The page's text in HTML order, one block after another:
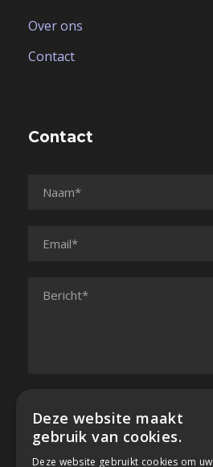
Over ons
Contact
Contact
Deze website maakt
gebruik van cookies.
Deze website gebruikt cookies om uw